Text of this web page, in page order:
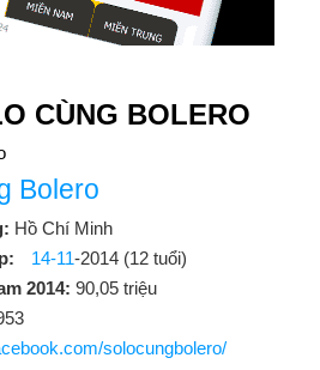
CÙNG BOLERO
Bolero
Hồ Chí Minh
14-11-2014 (12 tuổi)
2014: 90,05 triệu
solocungbolero/